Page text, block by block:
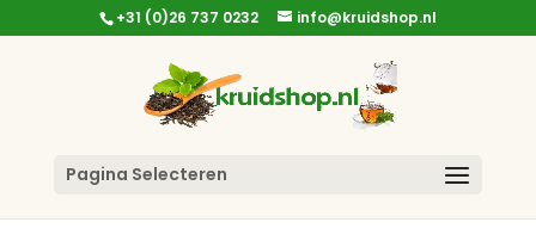
+31 (0)26 737 0232 info@kruidshop.nl
Pagina Selecteren